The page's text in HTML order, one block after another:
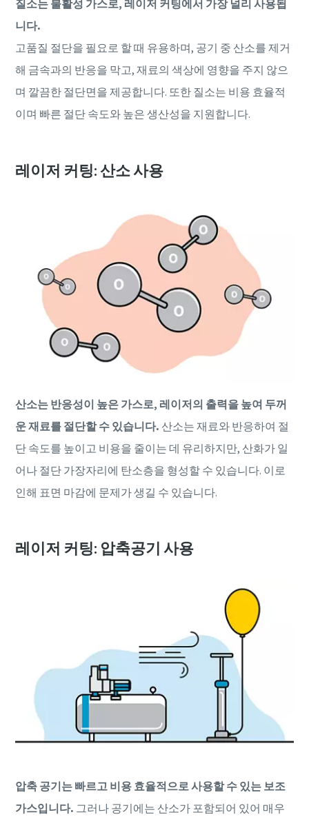
질소는 불활성 가스로, 레이저 커팅에서 가장 널리 사용됩
니다.
고품질 절단을 필요로 할 때 유용하며, 공기 중 산소를 제거
해 금속과의 반응을 막고, 재료의 색상에 영향을 주지 않으
며 깔끔한 절단면을 제공합니다. 또한 질소는 비용 효율적
이며 빠른 절단 속도와 높은 생산성을 지원합니다.
레이저 커팅: 산소 사용
산소는 반응성이 높은 가스로, 레이저의 출력을 높여 두꺼
운 재료를 절단할 수 있습니다. 산소는 재료와 반응하여 절
단 속도를 높이고 비용을 줄이는 데 유리하지만, 산화가 일
어나 절단 가장자리에 탄소층을 형성할 수 있습니다. 이로
인해 표면 마감에 문제가 생길 수 있습니다.
레이저 커팅: 압축공기 사용
압축 공기는 빠르고 비용 효율적으로 사용할 수 있는 보조
가스입니다. 그러나 공기에는 산소가 포함되어 있어 매우